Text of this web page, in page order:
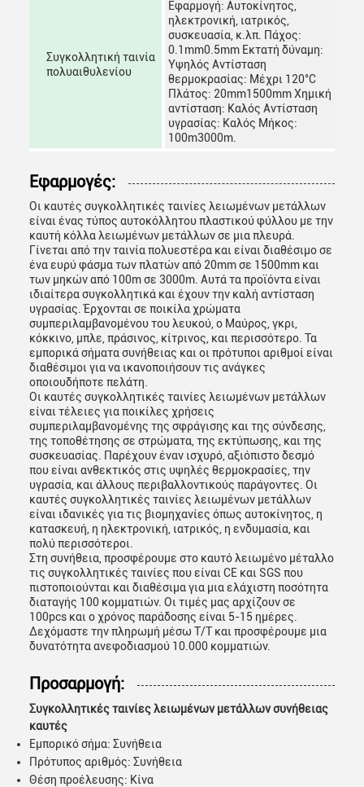
Συγκολλητική ταινία
πολυαιθυλενίου
Εφαρμογή: Αυτοκίνητος,
ηλεκτρονική, ιατρικός,
συσκευασία, κ.λπ. Πάχος:
0.1mm0.5mm Εκτατή δύναμη:
Υψηλός Αντίσταση
θερμοκρασίας: Μέχρι 120°C
Πλάτος: 20mm1500mm Χημική
αντίσταση: Καλός Αντίσταση
υγρασίας: Καλός Μήκος:
100m3000m.
Εφαρμογές:
Οι καυτές συγκολλητικές ταινίες λειωμένων μετάλλων
είναι ένας τύπος αυτοκόλλητου πλαστικού φύλλου με την
καυτή κόλλα λειωμένων μετάλλων σε μια πλευρά.
Γίνεται από την ταινία πολυεστέρα και είναι διαθέσιμο σε
ένα ευρύ φάσμα των πλατών από 20mm σε 1500mm και
των μηκών από 100m σε 3000m. Αυτά τα προϊόντα είναι
ιδιαίτερα συγκολλητικά και έχουν την καλή αντίσταση
υγρασίας. Έρχονται σε ποικίλα χρώματα
συμπεριλαμβανομένου του λευκού, ο Μαύρος, γκρι,
κόκκινο, μπλε, πράσινος, κίτρινος, και περισσότερο. Τα
εμπορικά σήματα συνήθειας και οι πρότυποι αριθμοί είναι
διαθέσιμοι για να ικανοποιήσουν τις ανάγκες
οποιουδήποτε πελάτη.
Οι καυτές συγκολλητικές ταινίες λειωμένων μετάλλων
είναι τέλειες για ποικίλες χρήσεις
συμπεριλαμβανομένης της σφράγισης και της σύνδεσης,
της τοποθέτησης σε στρώματα, της εκτύπωσης, και της
συσκευασίας. Παρέχουν έναν ισχυρό, αξιόπιστο δεσμό
που είναι ανθεκτικός στις υψηλές θερμοκρασίες, την
υγρασία, και άλλους περιβαλλοντικούς παράγοντες. Οι
καυτές συγκολλητικές ταινίες λειωμένων μετάλλων
είναι ιδανικές για τις βιομηχανίες όπως αυτοκίνητος, η
κατασκευή, η ηλεκτρονική, ιατρικός, η ενδυμασία, και
πολύ περισσότεροι.
Στη συνήθεια, προσφέρουμε στο καυτό λειωμένο μέταλλο
τις συγκολλητικές ταινίες που είναι CE και SGS που
πιστοποιούνται και διαθέσιμα για μια ελάχιστη ποσότητα
διαταγής 100 κομματιών. Οι τιμές μας αρχίζουν σε
100pcs και ο χρόνος παράδοσης είναι 5-15 ημέρες.
Δεχόμαστε την πληρωμή μέσω T/T και προσφέρουμε μια
δυνατότητα ανεφοδιασμού 10.000 κομματιών.
Προσαρμογή:
Συγκολλητικές ταινίες λειωμένων μετάλλων συνήθειας
καυτές
Εμπορικό σήμα: Συνήθεια
Πρότυπος αριθμός: Συνήθεια
Θέση προέλευσης: Κίνα